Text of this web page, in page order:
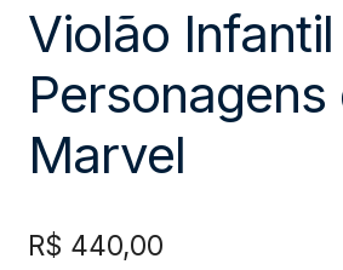
Violão
Personagens
Marvel
R$ 440,00